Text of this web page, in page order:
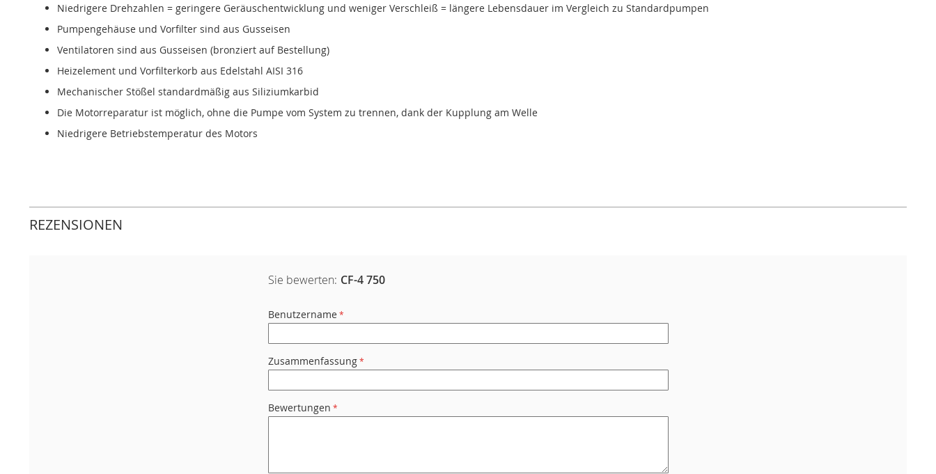
Niedrigere Drehzahlen = geringere Geräuschentwicklung und weniger Verschleiß = längere Lebensdauer im Vergleich zu Standardpumpen
Pumpengehäuse und Vorfilter sind aus Gusseisen
Ventilatoren sind aus Gusseisen (bronziert auf Bestellung)
Heizelement und Vorfilterkorb aus Edelstahl AISI 316
Mechanischer Stößel standardmäßig aus Siliziumkarbid
Die Motorreparatur ist möglich, ohne die Pumpe vom System zu trennen, dank der Kupplung am Welle
Niedrigere Betriebstemperatur des Motors
REZENSIONEN
Sie bewerten: CF-4 750
Benutzername
Zusammenfassung
Bewertungen